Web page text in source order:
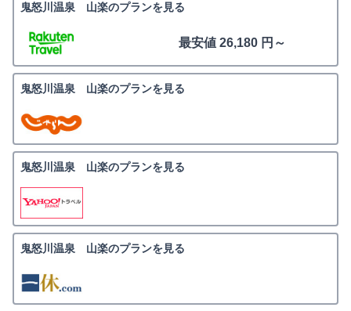
鬼怒川温泉 山楽のプランを見る
最安値 26,180 円～
鬼怒川温泉 山楽のプランを見る
鬼怒川温泉 山楽のプランを見る
鬼怒川温泉 山楽のプランを見る